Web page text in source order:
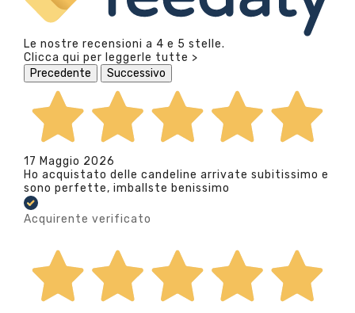
Le nostre recensioni a 4 e 5 stelle.
Clicca qui per leggerle tutte >
Precedente
Successivo
17 Maggio 2026
Ho acquistato delle candeline arrivate subitissimo e
sono perfette, imballste benissimo
Acquirente verificato